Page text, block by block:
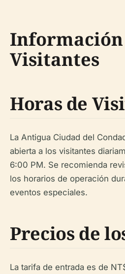
Visitantes
Horas de
La Antigua Ciudad del
abierta a los visitantes
6:00 PM. Se recomienda
los horarios de operación
eventos especiales.
Precios de
La tarifa de entrada es de